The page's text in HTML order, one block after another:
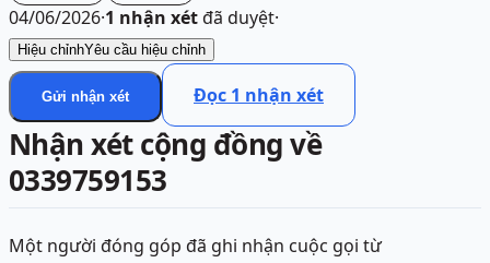
04/06/2026·1 nhận xétđã duyệt·
Hiệu chỉnhYêu cầu hiệu chỉnh
Gửi nhận xét Đọc 1 nhận xét
Nhận xét cộng đồng về
0339759153
Một người đóng góp đã ghi nhận cuộc gọi từ